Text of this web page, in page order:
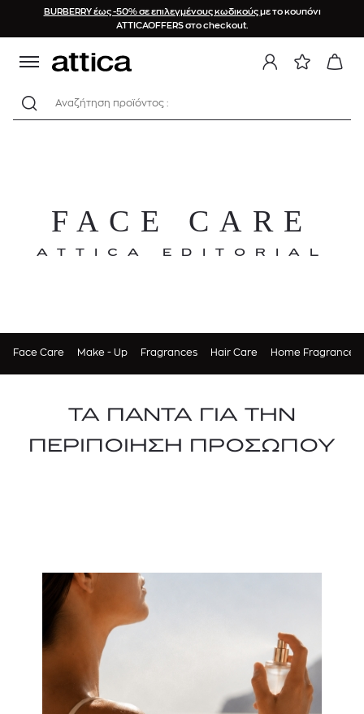
BURBERRY έως -50% σε επιλεγμένους κωδικούςμε το κουπόνι
ATTICAOFFERS στο checkout.
Αναζήτηση προϊόντος :
FACE CARE
ATTICA EDITORIAL
Face Care Make - Up Fragrances Hair Care Home Fragrances
ΤΑ ΠΑΝΤΑ ΓΙΑ ΤΗΝ
ΠΕΡΙΠΟΙΗΣΗ ΠΡΟΣΩΠΟΥ